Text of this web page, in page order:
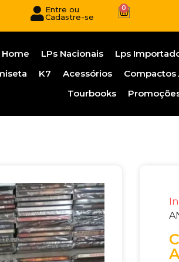
Entre ou
Cadastre-se
0
Home LPs Nacionais Lps
K7 Acessórios Compactos
Tourbooks